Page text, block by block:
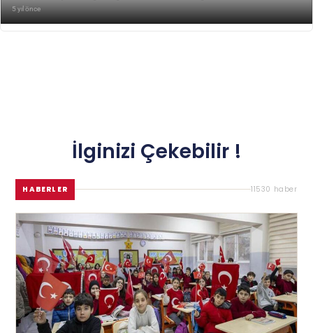
5 yıl önce
İlginizi Çekebilir !
HABERLER 11530 haber